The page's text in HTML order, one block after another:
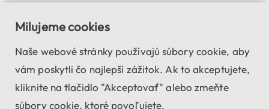
Milujeme cookies
Naše webové stránky používajú súbory cookie, aby
vám poskytli čo najlepší zážitok. Ak to akceptujete,
kliknite na tlačidlo "Akceptovať" alebo zmeňte
súbory cookie, ktoré povoľujete.